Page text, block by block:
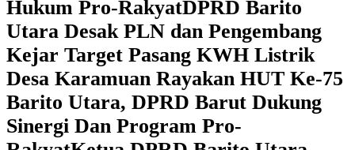
Hukum Pro-RakyatDPRD Barito
Utara Desak PLN dan Pengembang
Kejar Target Pasang KWH Listrik
Desa Karamuan Rayakan HUT Ke-75
Barito Utara, DPRD Barut Dukung
Sinergi Dan Program Pro-